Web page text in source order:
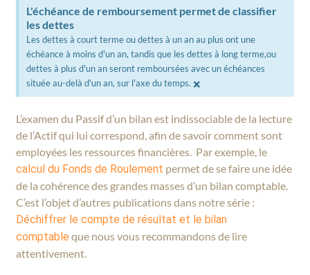
L'échéance de remboursement permet de classifier
les dettes
Les dettes à court terme ou dettes à un an au plus ont une
échéance à moins d'un an, tandis que les dettes à long terme,ou
dettes à plus d'un an seront remboursées avec un échéances
située au-delà d'un an, sur l'axe du temps. ×
L’examen du Passif d’un bilan est indissociable de la lecture
de l’Actif qui lui correspond, afin de savoir comment sont
employées les ressources financières. Par exemple, le
calcul du Fonds de Roulement permet de se faire une idée
de la cohérence des grandes masses d’un bilan comptable.
C’est l’objet d’autres publications dans notre série :
Déchiffrer le compte de résultat et le bilan
comptable que nous vous recommandons de lire
attentivement.